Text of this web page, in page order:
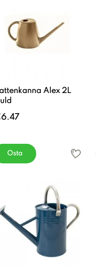
Alex 2L
Osta